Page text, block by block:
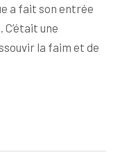
a fait son entrée
une
la faim et de